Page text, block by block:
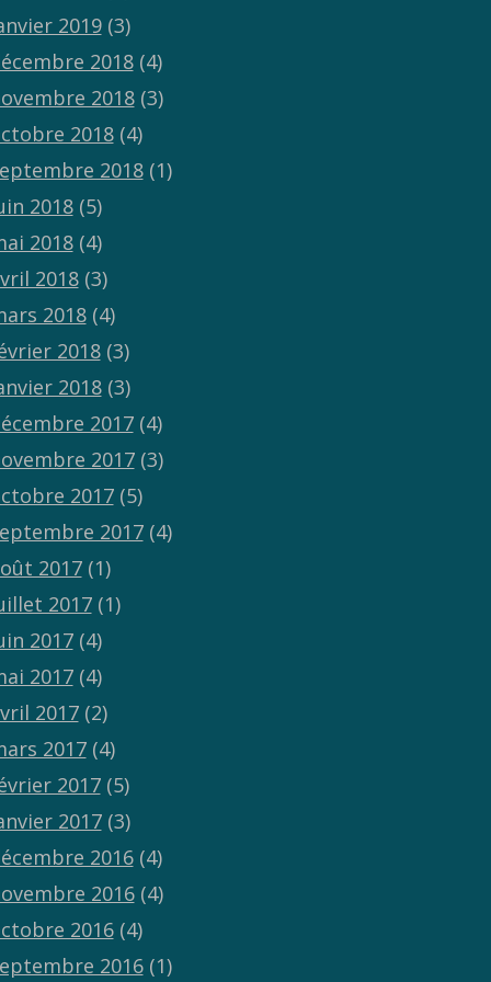
2019(3)
2018(4)
2018(3)
2018(4)
2018(1)
2018(5)
2018(4)
2018(3)
2018(4)
2018(3)
2018(3)
2017(4)
2017(3)
2017(5)
2017(4)
2017(1)
2017(1)
2017(4)
2017(4)
2017(2)
2017(4)
2017(5)
2017(3)
2016(4)
2016(4)
2016(4)
2016(1)